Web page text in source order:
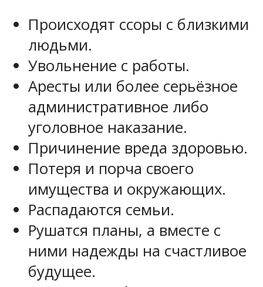
Происходят ссоры с близкими
людьми.
Увольнение с работы.
Аресты или более серьёзное
административное либо
уголовное наказание.
Причинение вреда здоровью.
Потеря и порча своего
имущества и окружающих.
Распадаются семьи.
Рушатся планы, а вместе с
ними надежды на счастливое
будущее.